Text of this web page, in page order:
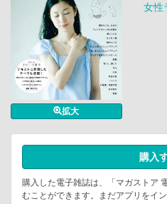
拡大
女性
購入
購入した電子雑誌は、「マガストア
むことができます。まだアプリをイ